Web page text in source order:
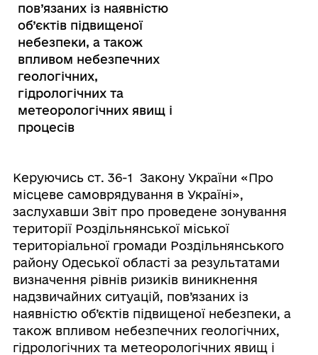
пов’язаних із наявністю
об’єктів підвищеної
небезпеки, а також
впливом небезпечних
геологічних,
гідрологічних та
метеорологічних явищ і
процесів
Керуючись ст. 36-1 Закону України «Про
місцеве самоврядування в Україні»,
заслухавши Звіт про проведене зонування
території Роздільнянської міської
територіальної громади Роздільнянського
району Одеської області за результатами
визначення рівнів ризиків виникнення
надзвичайних ситуацій, пов’язаних із
наявністю об’єктів підвищеної небезпеки, а
також впливом небезпечних геологічних,
гідрологічних та метеорологічних явищ і